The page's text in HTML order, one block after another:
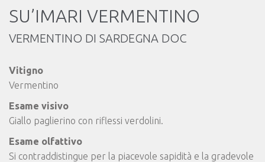
SU’IMARI VERMENTINO
VERMENTINO DI SARDEGNA DOC
Vitigno
Vermentino
Esame visivo
Giallo paglierino con riflessi verdolini.
Esame olfattivo
Si contraddistingue per la piacevole sapidità e la gradevole